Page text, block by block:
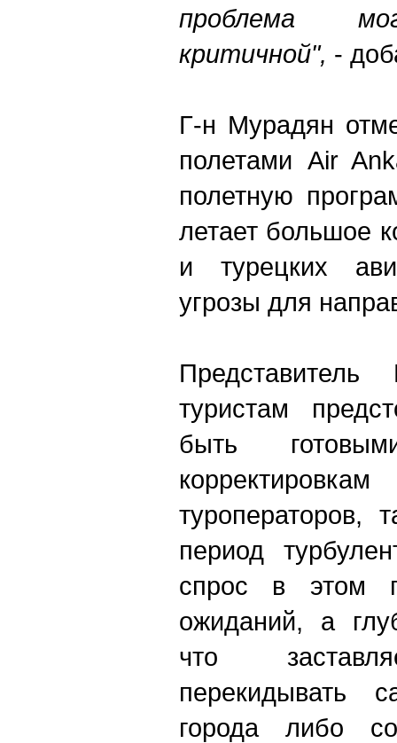
проблема
критичной", -
Г-н Мурадян
полетами Air
полетную
летает большое
и турецких
угрозы для
туристам
быть
период
спрос в этом
ожиданий, а
что
перекидывать
города либо